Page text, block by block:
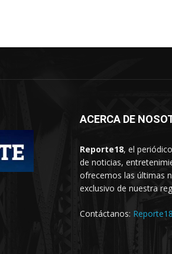
ACERCA DE
Reporte18, el
de noticias,
ofrecemos las últimas
exclusivo de nuestra
Contáctanos: